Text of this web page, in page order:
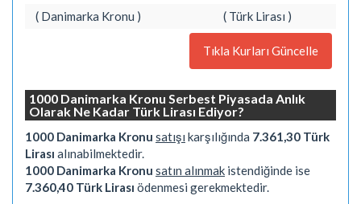
( Danimarka Kronu ) ( Türk Lirası )
Tıkla Kurları Güncelle
1000 Danimarka Kronu Serbest Piyasada Anlık
Olarak Ne Kadar Türk Lirası Ediyor?
1000 Danimarka Kronu satışı karşılığında 7.361,30 Türk
Lirası alınabilmektedir.
1000 Danimarka Kronu satın alınmak istendiğinde ise
7.360,40 Türk Lirası ödenmesi gerekmektedir.